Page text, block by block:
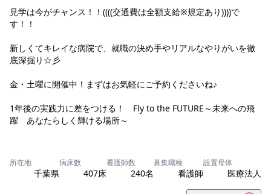
見学は今がチャンス！！((((交通費は全額支給※規定あり))))で
す！！
新しくてキレイな病院で、就職の決め手やリアルなやりがいを徹
底深掘り☆彡
金・土曜に開催中！まずはお気軽にご予約くださいね♪
1年後の実践力に差をつける！ Fly to the FUTURE～未来への飛
躍 あなたらしく輝ける場所～
所在地
千葉県
病床数
407床
看護師数
240名
募集職種
看護師
設置母体
医療法人